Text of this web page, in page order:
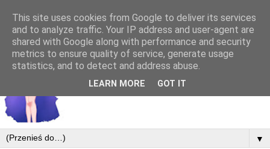
▼
This site uses cookies from Google to deliver its services
and to analyze traffic. Your IP address and user-agent are
shared with Google along with performance and security
metrics to ensure quality of service, generate usage
statistics, and to detect and address abuse.
LEARN MORE GOT IT